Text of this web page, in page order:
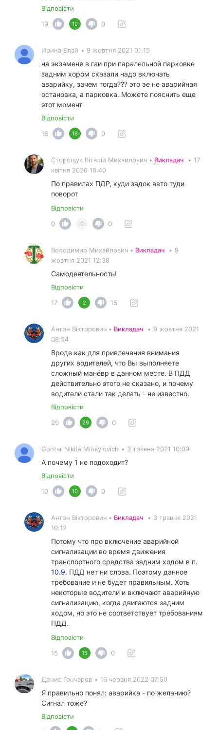
Відповісти
19
19 0
Ирина Елай • 9 жовтня 2021 01:15
на экзамене в гаи при паралельной парковке
задним хором сказали надо включать
аварийку, зачем тогда??? это эе не аварийная
остановка, а парковка. Можете пояснить еще
этот момент
Відповісти
18
18 0
Сторощук Віталій Михайлович • Викладач • 17
квітня 2026 18:40
По правилах ПДР, куди задок авто туди
поворот
Відповісти
0
0 0
Володимир Михайлович • Викладач • 9
жовтня 2021 12:38
Самодеятельность!
Відповісти
17
2 15
Антон Вікторович • Викладач • 9 жовтня 2021
08:54
Вроде как для привлечения внимания
других водителей, что Вы выполняете
сложный манёвр в данном месте. В ПДД
действительно этого не сказано, и почему
водители стали так делать - не известно.
Відповісти
29
29 0
Gontar Nikita Mihaylovich • 3 травня 2021 10:09
А почему 1 не подоходит?
Відповісти
10
10 0
Антон Вікторович • Викладач • 3 травня 2021
10:12
Потому что про включение аварийной
сигнализации во время движения
транспортного средства задним ходом в п.
10.9. ПДД нет ни слова. Поэтому данное
требование и не будет правильным. Хоть
некоторые водители и включают аварийную
сигнализацию, когда двигаются задним
ходом, но это не соответствует требованиям
ПДД.
Відповісти
15
15 0
Денис Гончаров • 16 червня 2022 07:50
Я правильно понял: аварийка - по желанию?
Сигнал тоже?
Відповісти